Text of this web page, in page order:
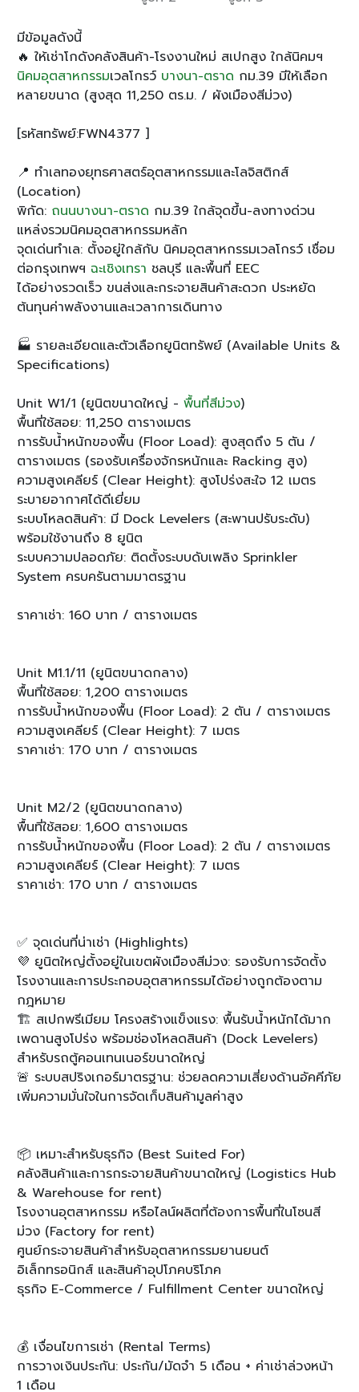
มีข้อมูลดังนี้
🔥 ให้เช่าโกดังคลังสินค้า-โรงงานใหม่ สเปกสูง ใกล้นิคมฯ
นิคมอุตสาหกรรมเวลโกรว์ บางนา-ตราด กม.39 มีให้เลือก
หลายขนาด (สูงสุด 11,250 ตร.ม. / ผังเมืองสีม่วง)
[รหัสทรัพย์:FWN4377 ]
📍 ทำเลทองยุทธศาสตร์อุตสาหกรรมและโลจิสติกส์
(Location)
พิกัด: ถนนบางนา-ตราด กม.39 ใกล้จุดขึ้น-ลงทางด่วน
แหล่งรวมนิคมอุตสาหกรรมหลัก
จุดเด่นทำเล: ตั้งอยู่ใกล้กับ นิคมอุตสาหกรรมเวลโกรว์ เชื่อม
ต่อกรุงเทพฯ ฉะเชิงเทรา ชลบุรี และพื้นที่ EEC
ได้อย่างรวดเร็ว ขนส่งและกระจายสินค้าสะดวก ประหยัด
ต้นทุนค่าพลังงานและเวลาการเดินทาง
🏭 รายละเอียดและตัวเลือกยูนิตทรัพย์ (Available Units &
Specifications)
Unit W1/1 (ยูนิตขนาดใหญ่ - พื้นที่สีม่วง)
พื้นที่ใช้สอย: 11,250 ตารางเมตร
การรับน้ำหนักของพื้น (Floor Load): สูงสุดถึง 5 ตัน /
ตารางเมตร (รองรับเครื่องจักรหนักและ Racking สูง)
ความสูงเคลียร์ (Clear Height): สูงโปร่งสะใจ 12 เมตร
ระบายอากาศได้ดีเยี่ยม
ระบบโหลดสินค้า: มี Dock Levelers (สะพานปรับระดับ)
พร้อมใช้งานถึง 8 ยูนิต
ระบบความปลอดภัย: ติดตั้งระบบดับเพลิง Sprinkler
System ครบครันตามมาตรฐาน
ราคาเช่า: 160 บาท / ตารางเมตร
Unit M1.1/11 (ยูนิตขนาดกลาง)
พื้นที่ใช้สอย: 1,200 ตารางเมตร
การรับน้ำหนักของพื้น (Floor Load): 2 ตัน / ตารางเมตร
ความสูงเคลียร์ (Clear Height): 7 เมตร
ราคาเช่า: 170 บาท / ตารางเมตร
Unit M2/2 (ยูนิตขนาดกลาง)
พื้นที่ใช้สอย: 1,600 ตารางเมตร
การรับน้ำหนักของพื้น (Floor Load): 2 ตัน / ตารางเมตร
ความสูงเคลียร์ (Clear Height): 7 เมตร
ราคาเช่า: 170 บาท / ตารางเมตร
✅ จุดเด่นที่น่าเช่า (Highlights)
💜 ยูนิตใหญ่ตั้งอยู่ในเขตผังเมืองสีม่วง: รองรับการจัดตั้ง
โรงงานและการประกอบอุตสาหกรรมได้อย่างถูกต้องตาม
กฎหมาย
🏗️ สเปกพรีเมียม โครงสร้างแข็งแรง: พื้นรับน้ำหนักได้มาก
เพดานสูงโปร่ง พร้อมช่องโหลดสินค้า (Dock Levelers)
สำหรับรถตู้คอนเทนเนอร์ขนาดใหญ่
🚨 ระบบสปริงเกอร์มาตรฐาน: ช่วยลดความเสี่ยงด้านอัคคีภัย
เพิ่มความมั่นใจในการจัดเก็บสินค้ามูลค่าสูง
📦 เหมาะสำหรับธุรกิจ (Best Suited For)
คลังสินค้าและการกระจายสินค้าขนาดใหญ่ (Logistics Hub
& Warehouse for rent)
โรงงานอุตสาหกรรม หรือไลน์ผลิตที่ต้องการพื้นที่ในโซนสี
ม่วง (Factory for rent)
ศูนย์กระจายสินค้าสำหรับอุตสาหกรรมยานยนต์
อิเล็กทรอนิกส์ และสินค้าอุปโภคบริโภค
ธุรกิจ E-Commerce / Fulfillment Center ขนาดใหญ่
💰 เงื่อนไขการเช่า (Rental Terms)
การวางเงินประกัน: ประกัน/มัดจำ 5 เดือน + ค่าเช่าล่วงหน้า
1 เดือน